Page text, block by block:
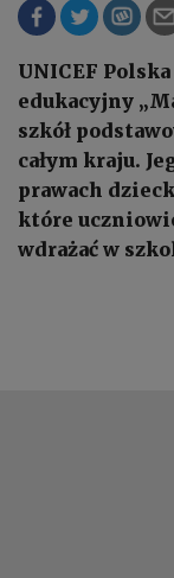
UNICEF
edukacyjny
szkół
całym kraju.
prawach
które
wdrażać w